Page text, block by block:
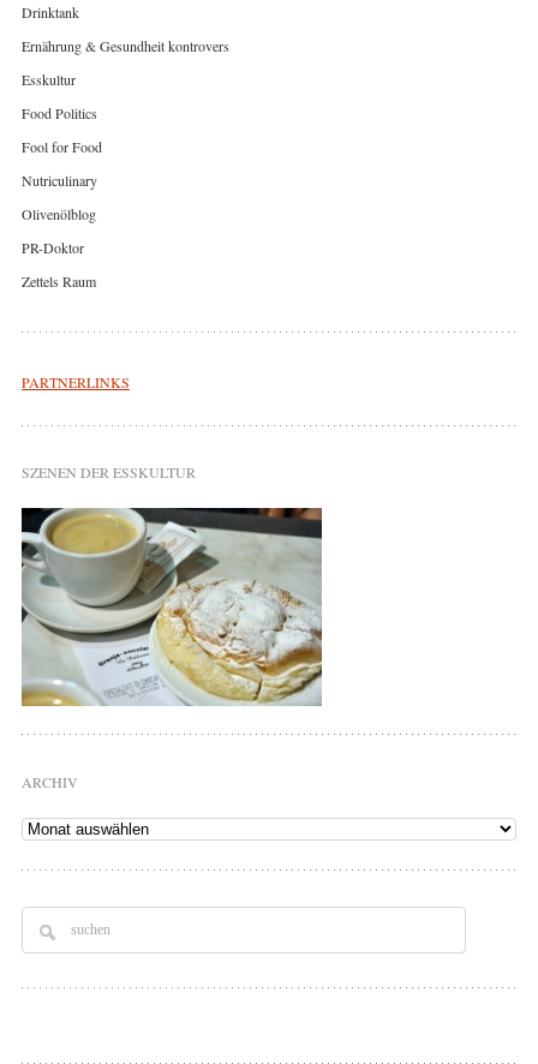
Drinktank
Ernährung & Gesundheit kontrovers
Esskultur
Food Politics
Fool for Food
Nutriculinary
Olivenölblog
PR-Doktor
Zettels Raum
PARTNERLINKS
SZENEN DER ESSKULTUR
ARCHIV
Archiv